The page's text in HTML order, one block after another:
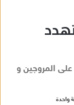
المروجين و
واحدة